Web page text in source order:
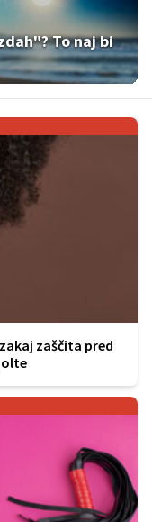
To naj bi
zaščita pred